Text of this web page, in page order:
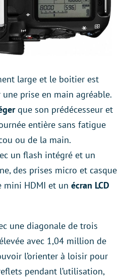
large et le boitier est
prise en main agréable.
que son prédécesseur et
entière sans fatigue
ou de la main.
un flash intégré et un
des prises micro et casque
mini HDMI et un écran LCD
une diagonale de trois
avec 1,04 million de
l’orienter à loisir pour
pendant l’utilisation,